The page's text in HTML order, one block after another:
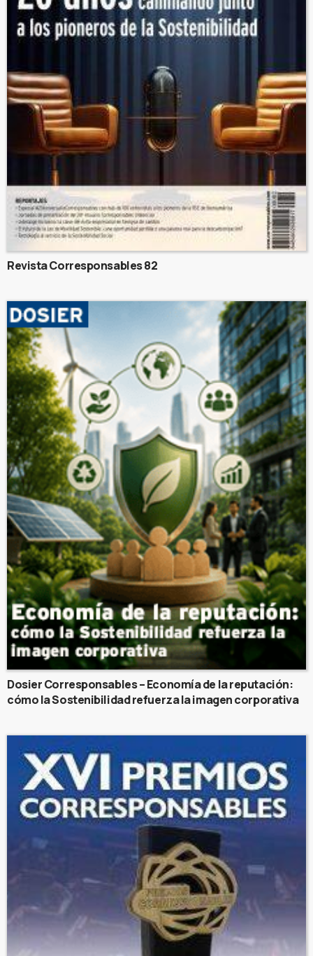
Revista Corresponsables 82
Dosier Corresponsables – Economía de la reputación:
cómo la Sostenibilidad refuerza la imagen corporativa